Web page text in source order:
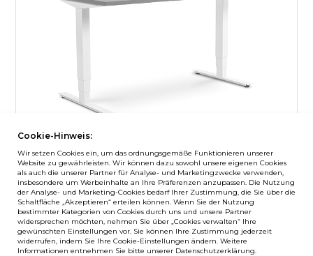
Sit&stand
S4 Schreibtisch mit elektrischer Höhenverstellung
Cookie-Hinweis:
Wir setzen Cookies ein, um das ordnungsgemäße Funktionieren unserer
Website zu gewährleisten. Wir können dazu sowohl unsere eigenen Cookies
als auch die unserer Partner für Analyse- und Marketingzwecke verwenden,
insbesondere um Werbeinhalte an Ihre Präferenzen anzupassen. Die Nutzung
der Analyse- und Marketing-Cookies bedarf Ihrer Zustimmung, die Sie über die
Schaltfläche „Akzeptieren“ erteilen können. Wenn Sie der Nutzung
bestimmter Kategorien von Cookies durch uns und unsere Partner
widersprechen möchten, nehmen Sie über „Cookies verwalten“ Ihre
gewünschten Einstellungen vor. Sie können Ihre Zustimmung jederzeit
widerrufen, indem Sie Ihre Cookie-Einstellungen ändern. Weitere
Informationen entnehmen Sie bitte unserer Datenschutzerklärung.